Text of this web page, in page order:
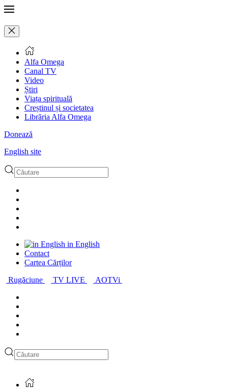
Alfa Omega
Canal TV
Video
Știri
Viața spirituală
Creștinul și societatea
Librăria Alfa Omega
Donează
English site
in English
Contact
Cartea Cărților
Rugăciune
TV LIVE AOTVi